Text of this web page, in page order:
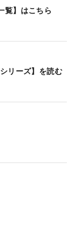
覧】はこちら
リーズ】を読む